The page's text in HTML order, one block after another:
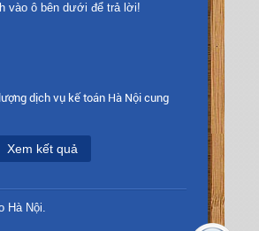
vào ô bên dưới để trả lời!
dịch vụ kế toán Hà Nội cung
Xem kết quả
Hà Nội.